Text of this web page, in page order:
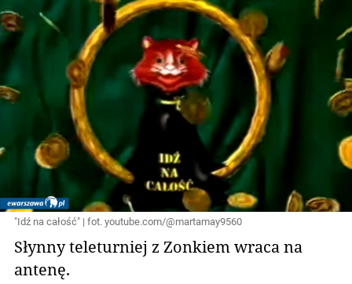
"Idź na całość" | fot. youtube.com/@martamay9560
Słynny teleturniej z Zonkiem wraca na
antenę.